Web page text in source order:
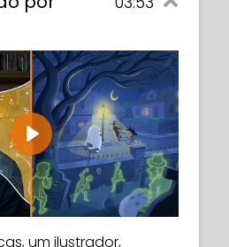
Play
um ilustrador,